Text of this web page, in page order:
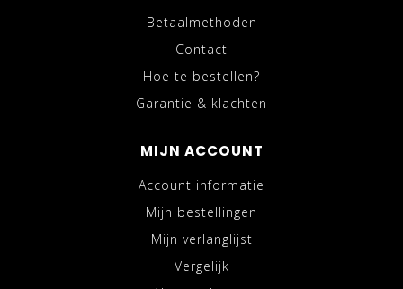
Betaalmethoden
Contact
Hoe te bestellen?
Garantie & klachten
MIJN ACCOUNT
Account informatie
Mijn bestellingen
Mijn verlanglijst
Vergelijk